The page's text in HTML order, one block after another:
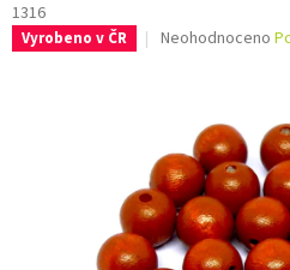
1316
Vyrobeno v ČR
Průměrné
z
5
hvězdiček.
Neohodnoceno